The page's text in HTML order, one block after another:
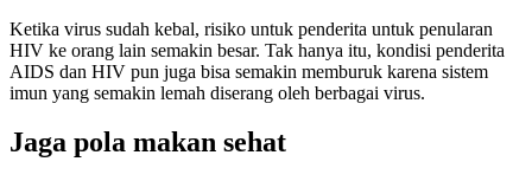
Ketika virus sudah kebal, risiko untuk penderita untuk penularan
HIV ke orang lain semakin besar. Tak hanya itu, kondisi penderita
AIDS dan HIV pun juga bisa semakin memburuk karena sistem
imun yang semakin lemah diserang oleh berbagai virus.
Jaga pola makan sehat